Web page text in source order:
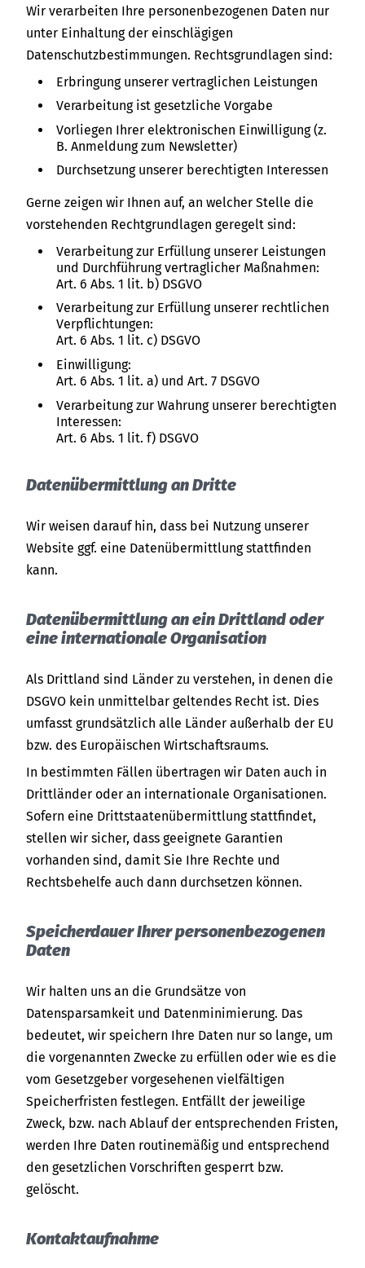
Wir verarbeiten Ihre personenbezogenen Daten nur
unter Einhaltung der einschlägigen
Datenschutzbestimmungen. Rechtsgrundlagen sind:
Erbringung unserer vertraglichen Leistungen
Verarbeitung ist gesetzliche Vorgabe
Vorliegen Ihrer elektronischen Einwilligung (z.
B. Anmeldung zum Newsletter)
Durchsetzung unserer berechtigten Interessen
Gerne zeigen wir Ihnen auf, an welcher Stelle die
vorstehenden Rechtgrundlagen geregelt sind:
Verarbeitung zur Erfüllung unserer Leistungen
und Durchführung vertraglicher Maßnahmen:
Art. 6 Abs. 1 lit. b) DSGVO
Verarbeitung zur Erfüllung unserer rechtlichen
Verpflichtungen:
Art. 6 Abs. 1 lit. c) DSGVO
Einwilligung:
Art. 6 Abs. 1 lit. a) und Art. 7 DSGVO
Verarbeitung zur Wahrung unserer berechtigten
Interessen:
Art. 6 Abs. 1 lit. f) DSGVO
Datenübermittlung an Dritte
Wir weisen darauf hin, dass bei Nutzung unserer
Website ggf. eine Datenübermittlung stattfinden
kann.
Datenübermittlung an ein Drittland oder
eine internationale Organisation
Als Drittland sind Länder zu verstehen, in denen die
DSGVO kein unmittelbar geltendes Recht ist. Dies
umfasst grundsätzlich alle Länder außerhalb der EU
bzw. des Europäischen Wirtschaftsraums.
In bestimmten Fällen übertragen wir Daten auch in
Drittländer oder an internationale Organisationen.
Sofern eine Drittstaatenübermittlung stattfindet,
stellen wir sicher, dass geeignete Garantien
vorhanden sind, damit Sie Ihre Rechte und
Rechtsbehelfe auch dann durchsetzen können.
Speicherdauer Ihrer personenbezogenen
Daten
Wir halten uns an die Grundsätze von
Datensparsamkeit und Datenminimierung. Das
bedeutet, wir speichern Ihre Daten nur so lange, um
die vorgenannten Zwecke zu erfüllen oder wie es die
vom Gesetzgeber vorgesehenen vielfältigen
Speicherfristen festlegen. Entfällt der jeweilige
Zweck, bzw. nach Ablauf der entsprechenden Fristen,
werden Ihre Daten routinemäßig und entsprechend
den gesetzlichen Vorschriften gesperrt bzw.
gelöscht.
Kontaktaufnahme